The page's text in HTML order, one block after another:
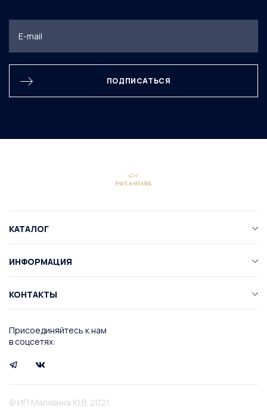
ПОДПИСАТЬСЯ
Присоединяйтесь к нам
в соцсетях:
КАТАЛОГ
ИНФОРМАЦИЯ
КОНТАКТЫ
© ИП Малявина Ю.В. 2021